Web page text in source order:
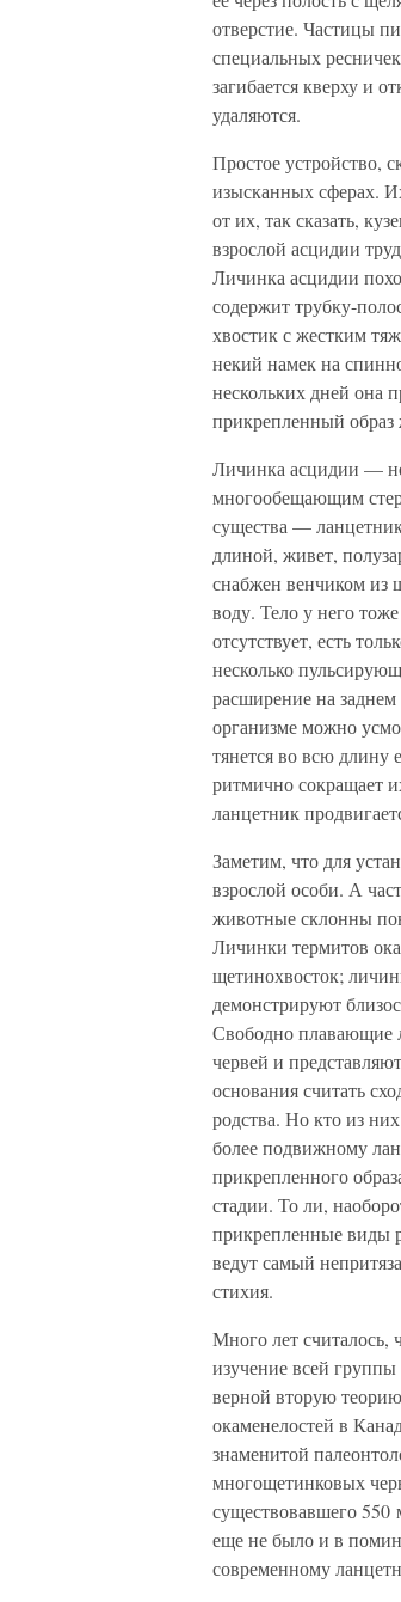
отверстие. Частицы
специальных
загибается кверху и
удаляются.
Простое устройство,
изысканных сферах.
от их, так сказать,
взрослой асцидии
Личинка асцидии
содержит трубку-
хвостик с жестким
некий намек на
нескольких дней она
прикрепленный образ
Личинка асцидии —
многообещающим
существа —
длиной, живет,
снабжен венчиком из
воду. Тело у него
отсутствует, есть
несколько
расширение на
организме можно
тянется во всю
ритмично сокращает
ланцетник
Заметим, что для
взрослой особи. А
животные склонны
Личинки термитов
щетинохвосток;
демонстрируют
Свободно плавающие
червей и
основания считать
родства. Но кто из
более подвижному
прикрепленного
стадии. То ли,
прикрепленные виды
ведут самый
стихия.
Много лет считалось,
изучение всей
верной вторую
окаменелостей в
знаменитой
многощетинковых
существовавшего 550
еще не было и в
современному